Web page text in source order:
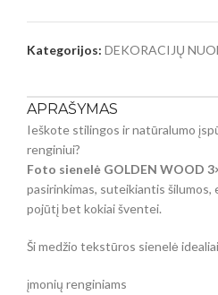
Kategorijos: DEKORACIJŲ
APRAŠYMAS
Ieškote stilingos ir natūralumo
renginiui?
Foto sienelė GOLDEN WOOD
pasirinkimas, suteikiantis šilumos,
pojūtį bet kokiai šventei.
Ši medžio tekstūros sienelė
įmonių renginiams